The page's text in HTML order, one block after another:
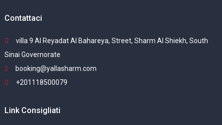
Contattaci
villa 9 Al Reyadat Al Bahareya, Street, Sharm Al Shiekh, South
Sinai Governorate
booking@yallasharm.com
+201118500079
Link Consigliati